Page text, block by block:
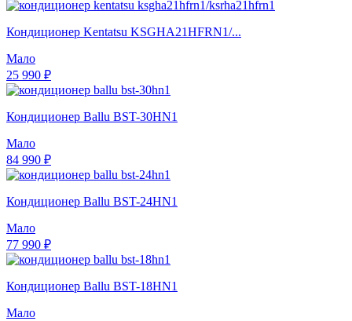
Кондиционер Kentatsu KSGHA21HFRN1/...
Мало
25 990 ₽
Кондиционер Ballu BST-30HN1
Мало
84 990 ₽
Кондиционер Ballu BST-24HN1
Мало
77 990 ₽
Кондиционер Ballu BST-18HN1
Мало